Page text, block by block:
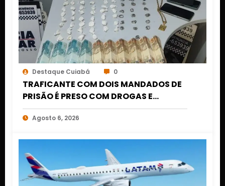
Destaque Cuiabá 0
TRAFICANTE COM DOIS MANDADOS DE
PRISÃO É PRESO COM DROGAS E
DINHEIRO NO 1º DE MARÇO EM CUIABÁ
Agosto 6, 2026